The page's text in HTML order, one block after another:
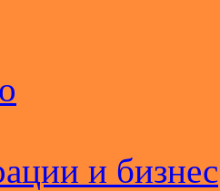
и бизнес